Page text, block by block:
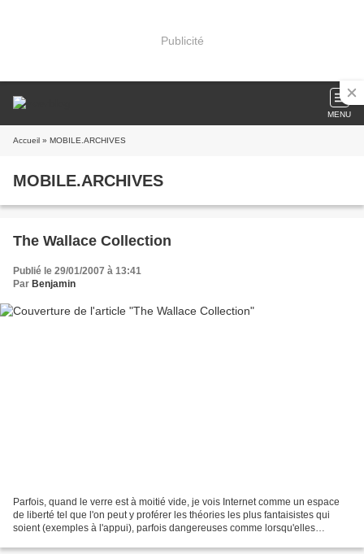
Publicité
MENU
Accueil » MOBILE.ARCHIVES
MOBILE.ARCHIVES
The Wallace Collection
Publié le 29/01/2007 à 13:41
Par Benjamin
Parfois, quand le verre est à moitié vide, je vois Internet comme un espace
de liberté tel que l'on peut y proférer les théories les plus fantaisistes qui
soient (exemples à l'appui), parfois dangereuses comme lorsqu'elles